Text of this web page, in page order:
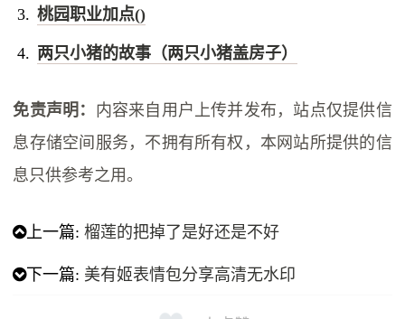
桃园职业加点()
两只小猪的故事（两只小猪盖房子）
免责声明： 内容来自用户上传并发布，站点仅提供信
息存储空间服务，不拥有所有权，本网站所提供的信
息只供参考之用。
上一篇:榴莲的把掉了是好还是不好
下一篇: 美有姬表情包分享高清无水印